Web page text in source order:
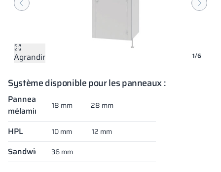
1/6
Agrandir
Agrandir
Agrandir
Agrandir
Agrandir
Agrandir
Système disponible pour les panneaux :
Panneaux
mélaminés
18 mm 28 mm
HPL 10 mm 12 mm
Sandwich 36 mm